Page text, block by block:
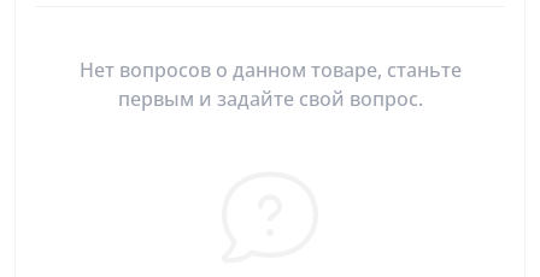
Нет вопросов о данном товаре, станьте
первым и задайте свой вопрос.